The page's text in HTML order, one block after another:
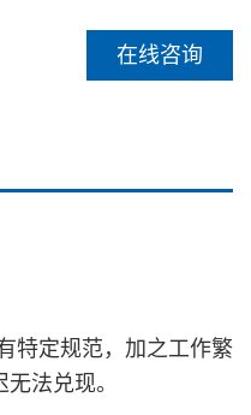
在线咨询
特定规范，加之工作繁
法兑现。